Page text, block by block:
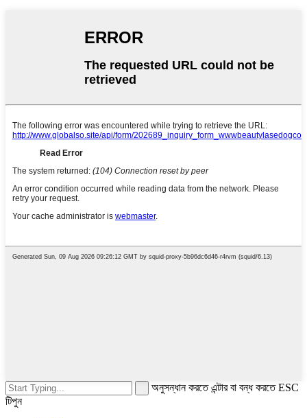
অনুসন্ধান করতে এন্টার বা বন্ধ করতে ESC
টিপুন